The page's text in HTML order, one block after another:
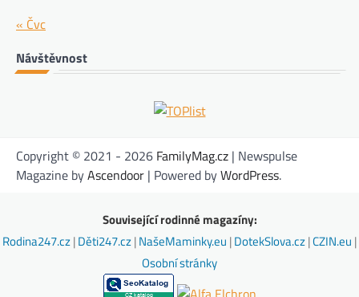
« Čvc
Návštěvnost
Copyright © 2021 - 2026 FamilyMag.cz | Newspulse
Magazine byAscendoor | Powered byWordPress.
Související rodinné magazíny:
Rodina247.cz|Děti247.cz|NašeMaminky.eu |DotekSlova.cz|CZIN.eu |
Osobní stránky